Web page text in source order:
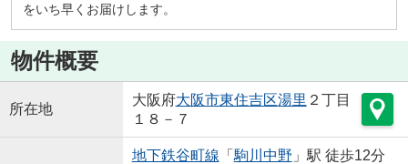
をいち早くお届けします。
物件概要
所在地
大阪府大阪市東住吉区湯里 ２丁目
１８－７
地下鉄谷町線 「 駒川中野 」駅 徒歩12分